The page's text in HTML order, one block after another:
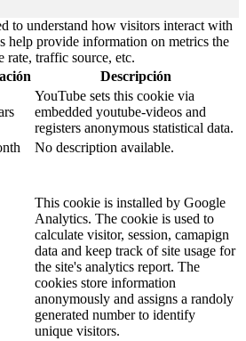
to understand how visitors interact with
help provide information on metrics the
rate, traffic source, etc.
Descripción
YouTube sets this cookie via
embedded youtube-videos and
registers anonymous statistical data.
No description available.
This cookie is installed by Google
Analytics. The cookie is used to
calculate visitor, session, camapign
data and keep track of site usage for
the site's analytics report. The
cookies store information
anonymously and assigns a randoly
generated number to identify
unique visitors.